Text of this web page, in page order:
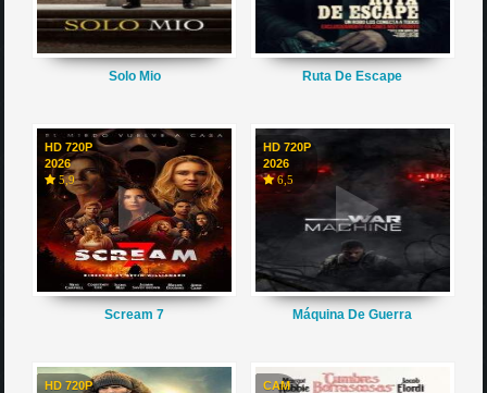
Solo Mio Ruta De Escape
HD 720P
2026
5,9
Scream 7
HD 720P
2026
6,5
Máquina De Guerra
HD 720P
CAM